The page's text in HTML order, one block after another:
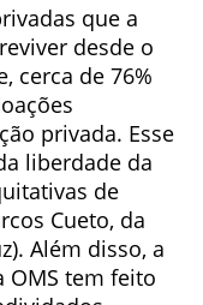
que a
desde o
cerca de 76%
privada. Esse
liberdade da
de
Cueto, da
Além disso, a
OMS tem feito